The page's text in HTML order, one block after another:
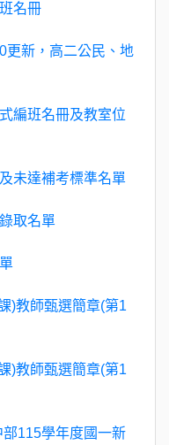
名冊
更新，高二公民、地
編班名冊及教室位
未達補考標準名單
取名單
)教師甄選簡章(第1
)教師甄選簡章(第1
115學年度國一新